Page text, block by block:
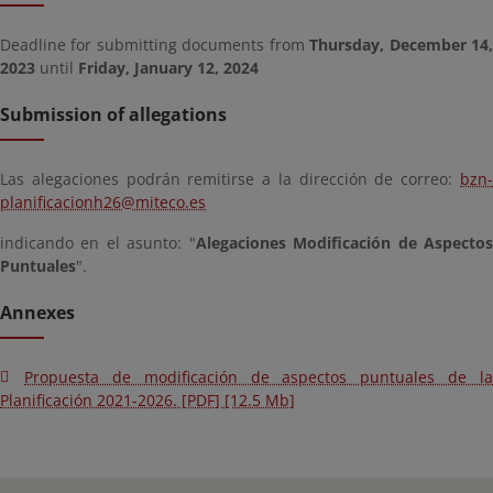
Deadline for submitting documents fromThursday, December 14,
2023 until Friday, January 12, 2024
Submission of allegations
Las alegaciones podrán remitirse a la dirección de correo: bzn-
planificacionh26@miteco.es
indicando en el asunto: "Alegaciones Modificación de Aspectos
Puntuales".
Annexes
Propuesta de modificación de aspectos puntuales de la
Planificación 2021-2026. [PDF] [12.5 Mb]